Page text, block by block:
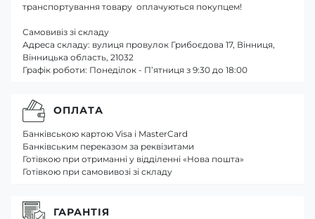
транспортування товару оплачуються покупцем!
Самовивіз зі складу
Адреса складу: вулиця провулок Грибоєдова 17, Вінниця,
Вінницька область, 21032
Графік роботи: Понеділок - П’ятниця з 9:30 до 18:00
ОПЛАТА
Банківською картою Visa і MasterCard
Банківським переказом за реквізитами
Готівкою при отриманні у відділенні «Нова пошта»
Готівкою при самовивозі зі складу
ГАРАНТІЯ